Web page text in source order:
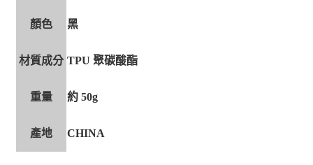
顏色 黑
材質成分 TPU 聚碳酸酯
重量 約 50g
產地 CHINA